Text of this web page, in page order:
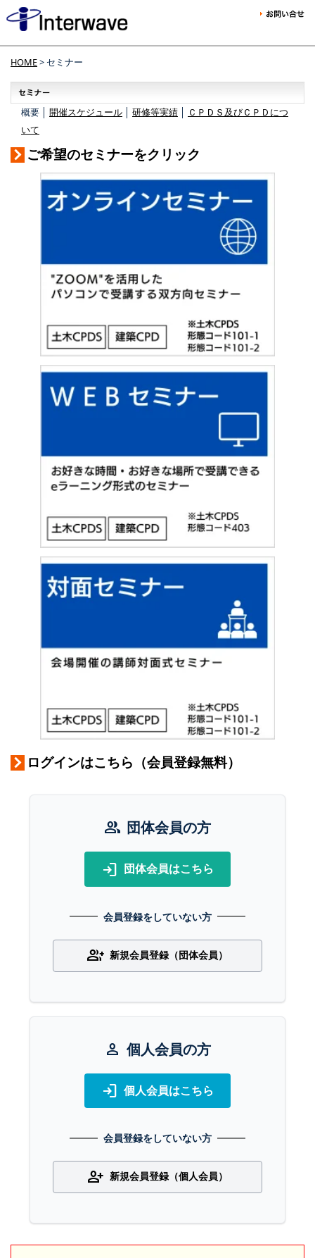
HOME> セミナー
概要 │ 開催スケジュール 研修等実績
ＣＰＤＳ及びＣＰＤにつ
いて
ご希望のセミナーをクリック
ログインはこちら（会員登録無料）
group 団体会員の方
login 団体会員はこちら
会員登録をしていない方
group_add 新規会員登録（団体会員）
person 個人会員の方
login 個人会員はこちら
会員登録をしていない方
person_add 新規会員登録（個人会員）